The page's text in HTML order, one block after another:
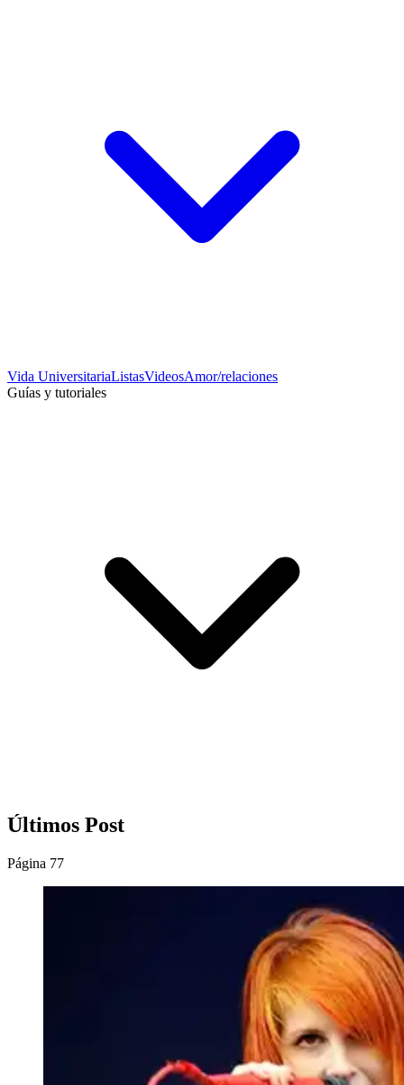
Vida UniversitariaListasVideosAmor/relaciones
Guías y tutoriales
Últimos Post
Página 77